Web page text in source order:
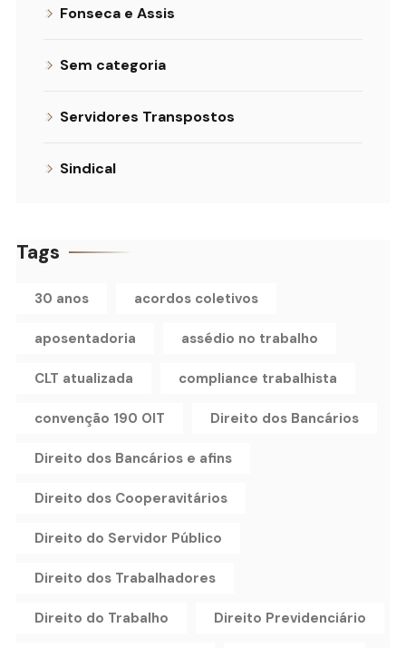
Fonseca e Assis
Sem categoria
Servidores Transpostos
Sindical
Tags
30 anos acordos coletivos
aposentadoria assédio no trabalho
CLT atualizada compliance trabalhista
convenção 190 OIT Direito dos Bancários
Direito dos Bancários e afins
Direito dos Cooperavitários
Direito do Servidor Público
Direito dos Trabalhadores
Direito do Trabalho Direito Previdenciário